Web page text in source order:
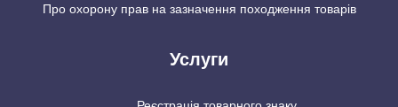
Про охорону прав на зазначення походження товарів
Услуги